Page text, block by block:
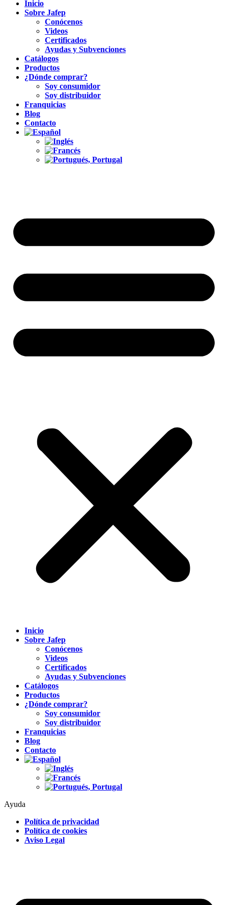
Inicio
Sobre Jafep
Conócenos
Videos
Certificados
Ayudas y Subvenciones
Catálogos
Productos
¿Dónde comprar?
Soy consumidor
Soy distribuidor
Franquicias
Blog
Contacto
Inicio
Sobre Jafep
Conócenos
Videos
Certificados
Ayudas y Subvenciones
Catálogos
Productos
¿Dónde comprar?
Soy consumidor
Soy distribuidor
Franquicias
Blog
Contacto
Ayuda
Política de privacidad
Política de cookies
Aviso Legal